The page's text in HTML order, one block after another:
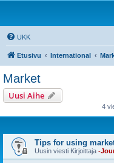
UKK
Etusivu International
Market
Uusi Aihe
4
Tips for using
Uusin viesti Kirjoittaja -